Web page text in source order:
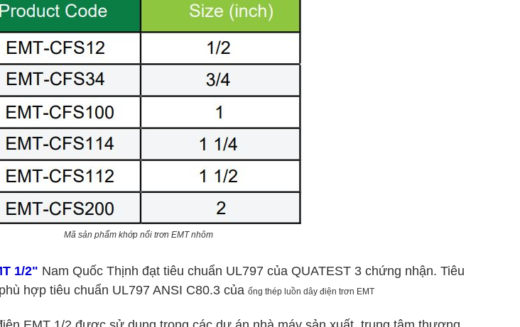
Mã sản phẩm khớp nối trơn EMT nhôm
1/2" Nam Quốc Thịnh đạt tiêu chuẩn UL797 của QUATEST 3 chứng nhận. Tiêu
hợp tiêu chuẩn UL797 ANSI C80.3 của ống thép luồn dây điện trơn EMT